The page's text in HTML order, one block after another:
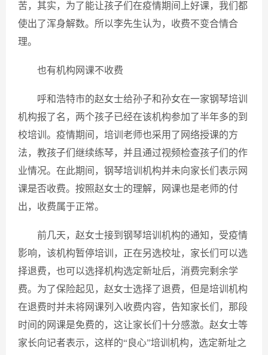
苦，其实，为了能让孩子们在疫情期间上好课，我们都
使出了浑身解数。所以李先生认为，收费不变合情合
理。
也有机构网课不收费
呼和浩特市的赵女士给孙子和孙女在一家钢琴培训
机构报了名，两个孩子已经在该机构参加了半年多的到
校培训。疫情期间，培训老师也采用了网络授课的方
法，教孩子们继续练琴，并且通过视频检查孩子们的作
业情况。在此期间，钢琴培训机构并未向家长们表示网
课是否收费。按照赵女士的理解，网课也是老师的付
出，收费属于正常。
前几天，赵女士接到钢琴培训机构的通知，受疫情
影响，该机构暂停培训，正在另选校址，家长们可以选
择退费，也可以选择机构选定新址后，消费完剩余学
费。为了保险起见，赵女士选择了退费，但是培训机构
在退费时并未将网课列入收费内容，告知家长们，那段
时间的网课是免费的，这让家长们十分感激。赵女士等
家长向记者表示，这样的“良心”培训机构，选定新址之